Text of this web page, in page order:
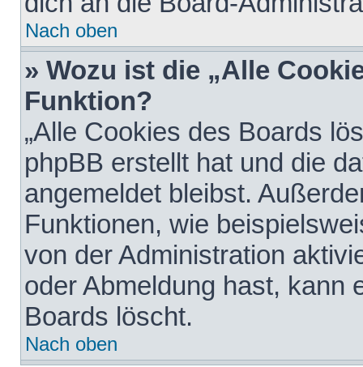
Nach oben
» Wozu ist die „Alle
Funktion?
„Alle Cookies des Boards
phpBB erstellt hat und die
angemeldet bleibst.
Funktionen, wie
von der Administration
oder Abmeldung hast, kann
Boards löscht.
Nach oben